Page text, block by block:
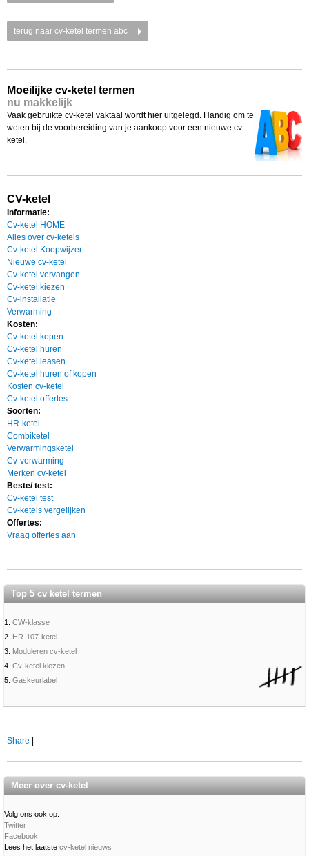
Moeilijke cv-ketel termen
nu makkelijk
Vaak gebruikte cv-ketel vaktaal wordt hier uitgelegd. Handig om te
weten bij de voorbereiding van je aankoop voor een nieuwe cv-
ketel.
CV-ketel
Informatie:
Cv-ketel HOME
Alles over cv-ketels
Cv-ketel Koopwijzer
Nieuwe cv-ketel
Cv-ketel vervangen
Cv-ketel kiezen
Cv-installatie
Verwarming
Kosten:
Cv-ketel kopen
Cv-ketel huren
Cv-ketel leasen
Cv-ketel huren of kopen
Kosten cv-ketel
Cv-ketel offertes
Soorten:
HR-ketel
Combiketel
Verwarmingsketel
Cv-verwarming
Merken cv-ketel
Beste/ test:
Cv-ketel test
Cv-ketels vergelijken
Offertes:
Vraag offertes aan
Top 5 cv ketel termen
1. CW-klasse
2. HR-107-ketel
3. Moduleren cv-ketel
4. Cv-ketel kiezen
5. Gaskeurlabel
Share |
Meer over cv-ketel
Volg ons ook op:
Twitter
Facebook
Lees het laatste cv-ketel nieuws
terug naar cv-ketel termen abc